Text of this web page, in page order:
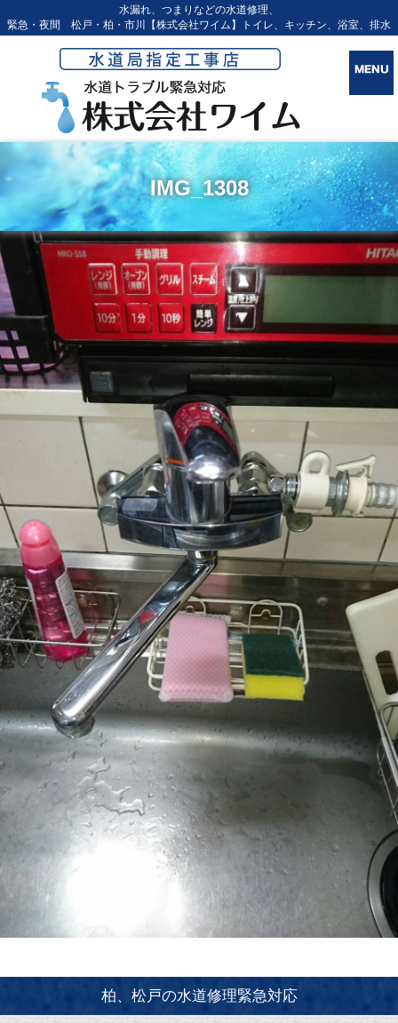
水漏れ、つまりなどの水道修理、
緊急・夜間 松戸・柏・市川【株式会社ワイム】トイレ、キッチン、浴室、排水
IMG_1308
柏、松戸の水道修理緊急対応